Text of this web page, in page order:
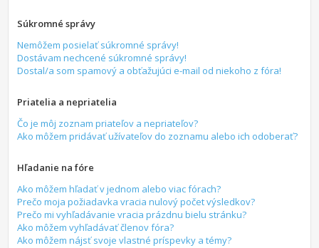
Súkromné správy
Nemôžem posielať súkromné správy!
Dostávam nechcené súkromné správy!
Dostal/a som spamový a obťažujúci e-mail od niekoho z fóra!
Priatelia a nepriatelia
Čo je môj zoznam priateľov a nepriateľov?
Ako môžem pridávať užívateľov do zoznamu alebo ich odoberať?
Hľadanie na fóre
Ako môžem hľadať v jednom alebo viac fórach?
Prečo moja požiadavka vracia nulový počet výsledkov?
Prečo mi vyhľadávanie vracia prázdnu bielu stránku?
Ako môžem vyhľadávať členov fóra?
Ako môžem nájsť svoje vlastné príspevky a témy?